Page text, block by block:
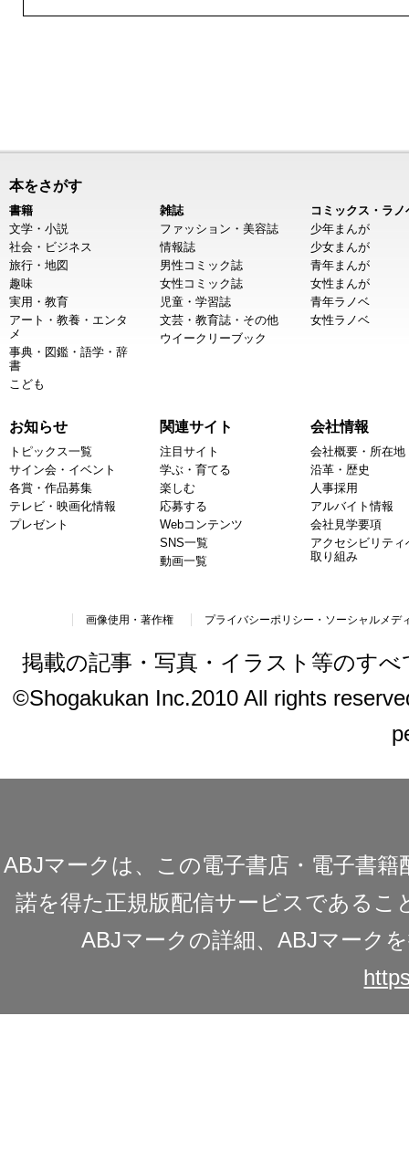
本をさがす
書籍
文学・小説
社会・ビジネス
旅行・地図
趣味
実用・教育
アート・教養・エンタ
メ
事典・図鑑・語学・辞
書
こども
雑誌
ファッション・美容誌
情報誌
男性コミック誌
女性コミック誌
児童・学習誌
文芸・教育誌・その他
ウイークリーブック
コミックス・ラノ
少年まんが
少女まんが
青年まんが
女性まんが
青年ラノベ
女性ラノベ
お知らせ
トピックス一覧
サイン会・イベント
各賞・作品募集
テレビ・映画化情報
プレゼント
関連サイト
注目サイト
学ぶ・育てる
楽しむ
応募する
Webコンテンツ
SNS一覧
動画一覧
会社情報
会社概要・所在地
沿革・歴史
人事採用
アルバイト情報
会社見学要項
アクセシビリティ
取り組み
画像使用・著作権 プライバシーポリシー・ソーシャルメデ
掲載の記事・写真・イラスト等のす
©Shogakukan Inc.2010 All rights
ABJマークは、この電子書店・電子書
諾を得た正規版配信サービスであるこ
ABJマークの詳細、ABJマーク